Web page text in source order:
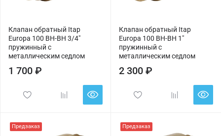
Клапан обратный Itap
Europa 100 ВН-ВН 3/4"
пружинный с
металлическим седлом
1 700 ₽
Клапан обратный Itap
Europa 100 ВН-ВН 1"
пружинный с
металлическим седлом
2 300 ₽
Предзаказ Предзаказ